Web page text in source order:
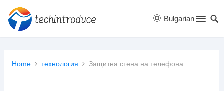
Bulgarian
Home технология Защитна стена на телефона